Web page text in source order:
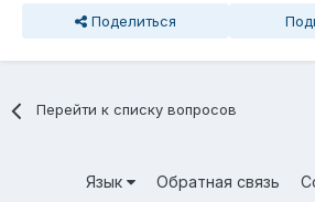
Поделиться
Перейти к списку вопросов
Язык Обратная связь